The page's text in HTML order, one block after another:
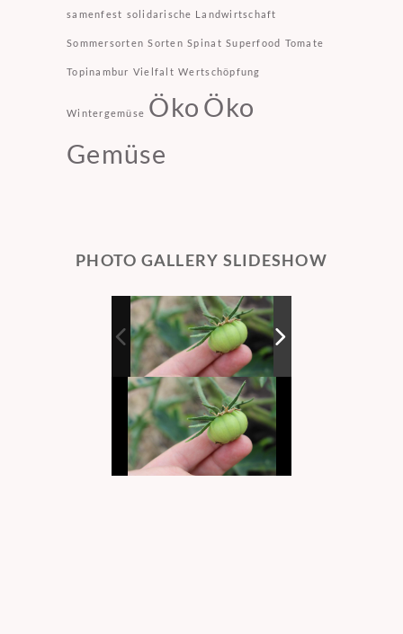
samenfest solidarische Landwirtschaft
Sommersorten Sorten Spinat Superfood Tomate
Topinambur Vielfalt Wertschöpfung
Wintergemüse Öko Öko
Gemüse
PHOTO GALLERY SLIDESHOW